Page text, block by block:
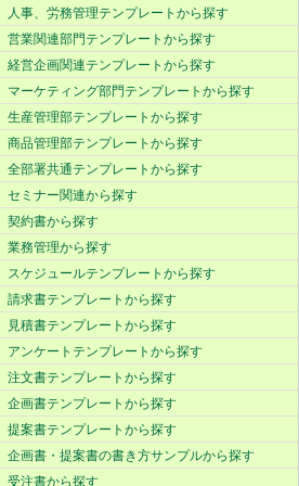
人事、労務管理テンプレートから探す
営業関連部門テンプレートから探す
経営企画関連テンプレートから探す
マーケティング部門テンプレートから探す
生産管理部テンプレートから探す
商品管理部テンプレートから探す
全部署共通テンプレートから探す
セミナー関連から探す
契約書から探す
業務管理から探す
スケジュールテンプレートから探す
請求書テンプレートから探す
見積書テンプレートから探す
アンケートテンプレートから探す
注文書テンプレートから探す
企画書テンプレートから探す
提案書テンプレートから探す
企画書・提案書の書き方サンプルから探す
受注書から探す